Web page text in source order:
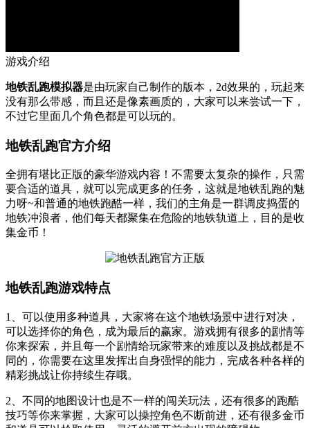
游戏介绍
地铁乱跑模拟器是由玩家自己制作的版本，2d效果的，玩起来
没有那么带感，而且还是像素画质的，大家可以来尝试一下，
不过它里面几个角色都是可以玩的。
地铁乱跑官方介绍
全拥有堪比正版的豪华游戏内容！不需要太复杂的操作，只需
要合适的道具，就可以完成更多的任务，这就是地铁乱跑的魅
力呀~和普通的地铁跑酷一样，我们的主角是一群调皮捣蛋的
地铁冲浪者，他们每天都聚集在危险的地铁轨道上，目的是收
集金币！
地铁乱跑游戏特点
1、可以使用多种道具，大家将在这个地铁场景中进行对决，
可以选择你的角色，成为最后的赢家。游戏拥有很多的剧情等
你来探索，并且每一个剧情给玩家带来的难度以及挑战都是不
同的，你需要在这里发挥出自身强悍的能力，完成各种各样的
精彩挑战让你持续生存哦。
2、不同的地图设计也是不一样的闯关玩法，还有很多的跑酷
技巧等你来掌握，大家可以操控角色不断前进，还有很多金币